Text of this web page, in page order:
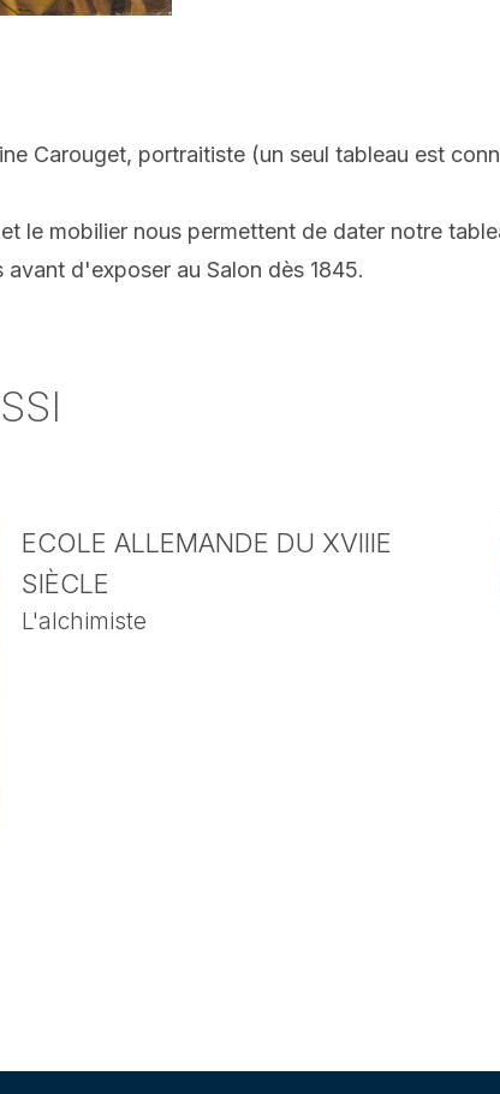
Carouget, portraitiste (un seul tableau est
le mobilier nous permettent de dater notre
avant d'exposer au Salon dès 1845.
ECOLE ALLEMANDE DU XVIIIE
SIÈCLE
L'alchimiste